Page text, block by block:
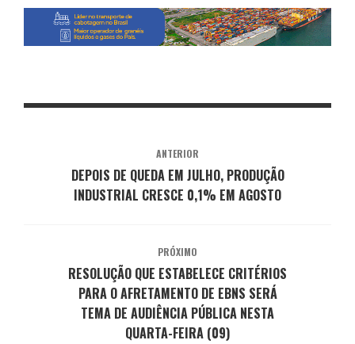
ANTERIOR
DEPOIS DE QUEDA EM JULHO, PRODUÇÃO
INDUSTRIAL CRESCE 0,1% EM AGOSTO
PRÓXIMO
RESOLUÇÃO QUE ESTABELECE CRITÉRIOS
PARA O AFRETAMENTO DE EBNS SERÁ
TEMA DE AUDIÊNCIA PÚBLICA NESTA
QUARTA-FEIRA (09)